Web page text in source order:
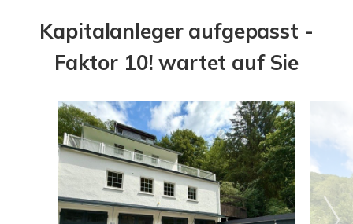
Kapitalanleger aufgepasst -
Faktor 10! wartet auf Sie